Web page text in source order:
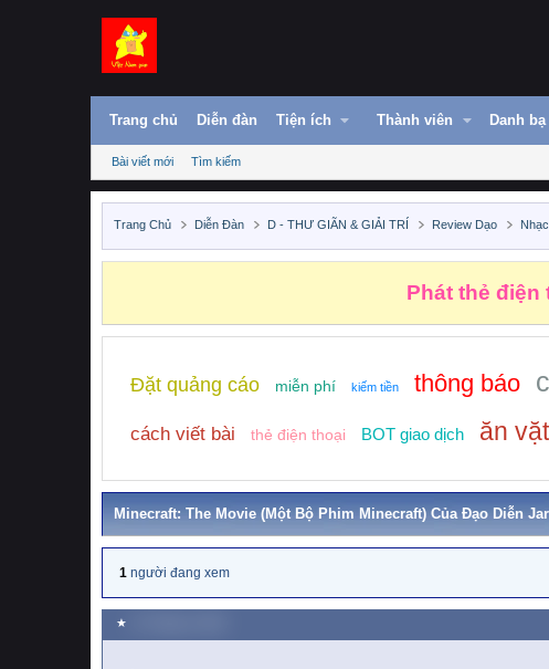
Trang chủ Diễn đàn Tiện ích Thành viên Danh bạ
Bài viết mới Tìm kiếm
Trang Chủ Diễn Đàn D - THƯ GIÃN & GIẢI TRÍ Review Dạo
Phát thẻ điện
Đặt quảng cáo miễn phí kiếm tiền thông báo
cách viết bài thẻ điện thoại BOT giao dịch ăn vặt
Minecraft: The Movie (Một Bộ Phim Minecraft) Của Đạo Diễn
1 người đang xem
★